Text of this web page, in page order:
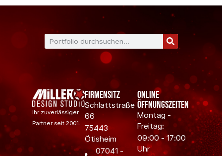
Ihr zuverlässiger
Partner seit 2001.
Firmensitz
Schlattstraße
66
75443
Ötisheim
07041 -
Online
Öffnungszeiten
Montag -
Freitag:
09:00 - 17:00
Uhr